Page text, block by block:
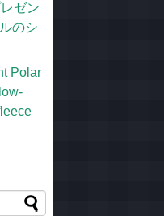
ゼン
のシ
Polar